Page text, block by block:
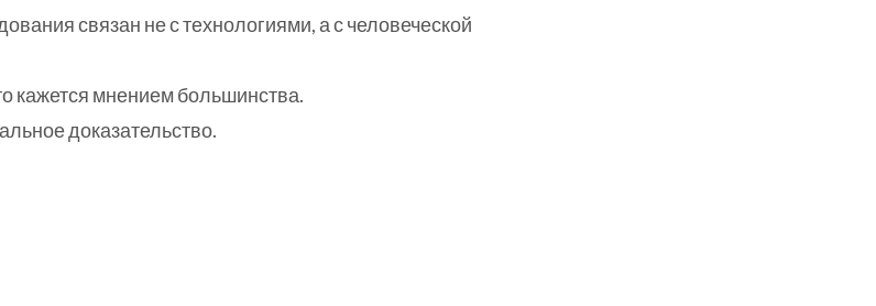
связан не с технологиями, а с человеческой
кажется мнением большинства.
доказательство.